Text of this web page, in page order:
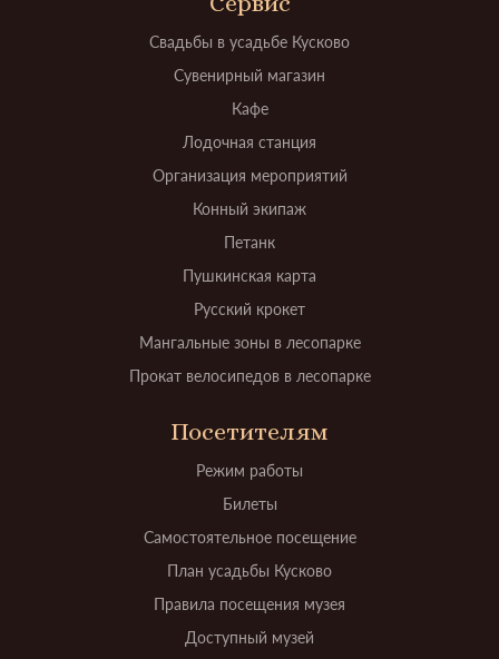
Свадьбы в усадьбе Кусково
Сувенирный магазин
Кафе
Лодочная станция
Организация мероприятий
Конный экипаж
Петанк
Пушкинская карта
Русский крокет
Мангальные зоны в лесопарке
Прокат велосипедов в лесопарке
Посетителям
Режим работы
Билеты
Самостоятельное посещение
План усадьбы Кусково
Правила посещения музея
Доступный музей